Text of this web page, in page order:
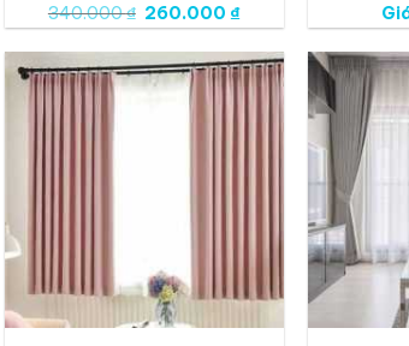
340.000₫ Giá
gốc
340.000 ₫.
260.000₫Giá
hiện
là:
260.000 ₫.